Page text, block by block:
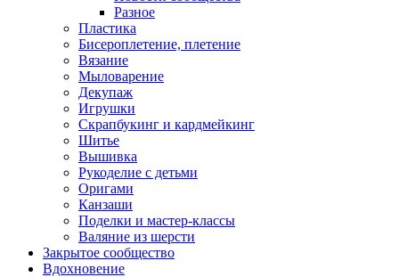
Разное
Пластика
Бисероплетение, плетение
Вязание
Мыловарение
Декупаж
Игрушки
Скрапбукинг и кардмейкинг
Шитье
Вышивка
Рукоделие с детьми
Оригами
Канзаши
Поделки и мастер-классы
Валяние из шерсти
Закрытое сообщество
Вдохновение